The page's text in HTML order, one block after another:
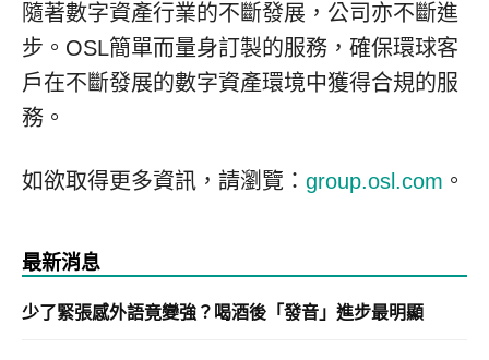
隨著數字資產行業的不斷發展，公司亦不斷進
步。OSL簡單而量身訂製的服務，確保環球客
戶在不斷發展的數字資產環境中獲得合規的服
務。
如欲取得更多資訊，請瀏覽： group.osl.com 。
最新消息
少了緊張感外語竟變強？喝酒後「發音」進步最明顯